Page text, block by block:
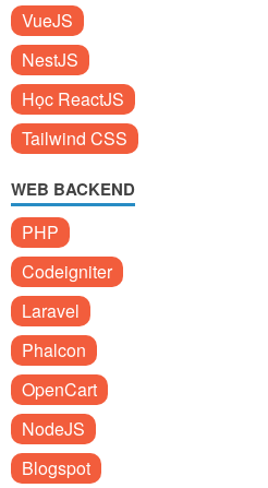
VueJS
NestJS
Học ReactJS
Tailwind CSS
WEB BACKEND
PHP
Codeigniter
Laravel
Phalcon
OpenCart
NodeJS
Blogspot